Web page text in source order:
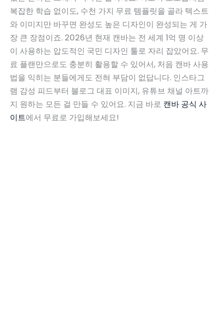
복잡한 학습 없이도, 수천 가지 무료 템플릿을 골라 텍스트
와 이미지만 바꾸면 완성도 높은 디자인이 완성되는 게 가
장 큰 장점이죠. 2026년 현재 캔바는 전 세계 1억 명 이상
이 사용하는 압도적인 국민 디자인 툴로 자리 잡았어요. 무
료 플랜만으로도 충분히 활용할 수 있어서, 처음 캔바 사용
법을 익히는 분들에게도 전혀 부담이 없답니다. 인스타그
램 감성 피드부터 블로그 대표 이미지, 유튜브 채널 아트까
지 원하는 모든 걸 만들 수 있어요. 지금 바로 캔바 공식 사
이트에서 무료로 가입해보세요!